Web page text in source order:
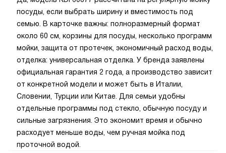
посуды, если выбрать ширину и вместимость под
семью. В карточке важны: полноразмерный формат
около 60 см, корзины для посуды, несколько программ
мойки, защита от протечек, экономичный расход воды,
отделка: универсальная отделка. У бренда заявлены
официальная гарантия 2 года, а производство зависит
от конкретной модели и может быть в Италии,
Словении, Турции или Китае. Для семьи удобны
отдельные программы под стекло, обычную посуду и
сильные загрязнения. Это экономит время и обычно
расходует меньше воды, чем ручная мойка под
проточной водой.